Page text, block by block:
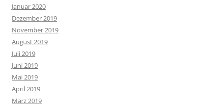
Januar 2020
Dezember 2019
November 2019
August 2019
Juli 2019
Juni 2019
Mai 2019
April 2019
März 2019